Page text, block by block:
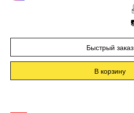
Быстрый заказ
В корзину